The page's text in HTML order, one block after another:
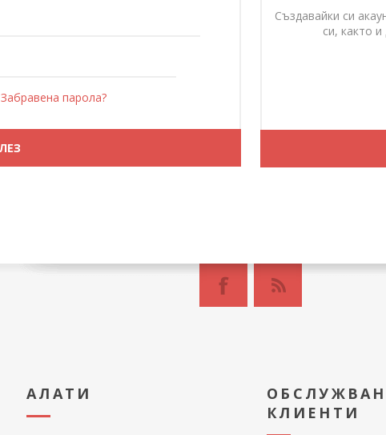
Създавайки си
си, както
Забравена парола?
АЛАТИ
КЛИЕНТИ